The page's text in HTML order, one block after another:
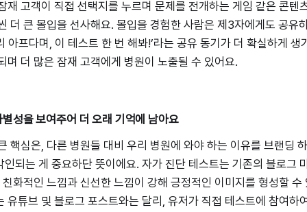
재 고객이 직접 선택지를 누르며 문제를 전개하는 게임 같은 콘텐
더 큰 몰입을 선사해요. 몰입을 경험한 사람은 제3자에게도 공유
아프다며, 이 테스트 한 번 해봐!’라는 공유 동기가 더 확실하게 생
며 더 많은 잠재 고객에게 병원이 노출될 수 있어요.
성을 보여주어 더 오래 기억에 남아요
핵심은, 다른 병원들 대비 우리 병원에 와야 하는 이유를 브랜딩
인되는 게 중요하단 뜻이에요. 자가 진단 테스트는 기존의 블로그
화적인 느낌과 신선한 느낌이 강해 긍정적인 이미지를 형성할 수
유튜브 및 블로그 포스트와는 달리, 유저가 직접 테스트에 참여하